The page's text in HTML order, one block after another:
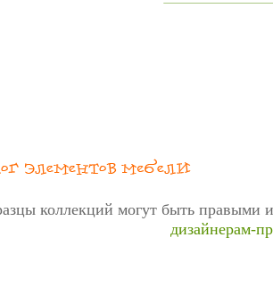
коллекций могут быть правыми
дизайнерам-